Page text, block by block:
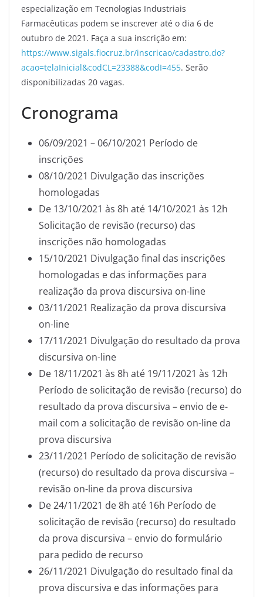
especialização em Tecnologias Industriais
Farmacêuticas podem se inscrever até o dia 6 de
outubro de 2021. Faça a sua inscrição em:
https://www.sigals.fiocruz.br/inscricao/cadastro.do?
acao=telaInicial&codCL=23388&codI=455. Serão
disponibilizadas 20 vagas.
Cronograma
06/09/2021 – 06/10/2021 Período de
inscrições
08/10/2021 Divulgação das inscrições
homologadas
De 13/10/2021 às 8h até 14/10/2021 às 12h
Solicitação de revisão (recurso) das
inscrições não homologadas
15/10/2021 Divulgação final das inscrições
homologadas e das informações para
realização da prova discursiva on-line
03/11/2021 Realização da prova discursiva
on-line
17/11/2021 Divulgação do resultado da prova
discursiva on-line
De 18/11/2021 às 8h até 19/11/2021 às 12h
Período de solicitação de revisão (recurso) do
resultado da prova discursiva – envio de e-
mail com a solicitação de revisão on-line da
prova discursiva
23/11/2021 Período de solicitação de revisão
(recurso) do resultado da prova discursiva –
revisão on-line da prova discursiva
De 24/11/2021 de 8h até 16h Período de
solicitação de revisão (recurso) do resultado
da prova discursiva – envio do formulário
para pedido de recurso
26/11/2021 Divulgação do resultado final da
prova discursiva e das informações para